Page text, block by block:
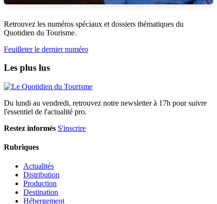
Retrouvez les numéros spéciaux et dossiers thématiques du
Quotidien du Tourisme.
Feuilleter le dernier numéro
Les plus lus
Du lundi au vendredi, retrouvez notre newsletter à 17h pour suivre
l'essentiel de l'actualité pro.
Restez informés S'inscrire
Rubriques
Actualités
Distribution
Production
Destination
Hébergement